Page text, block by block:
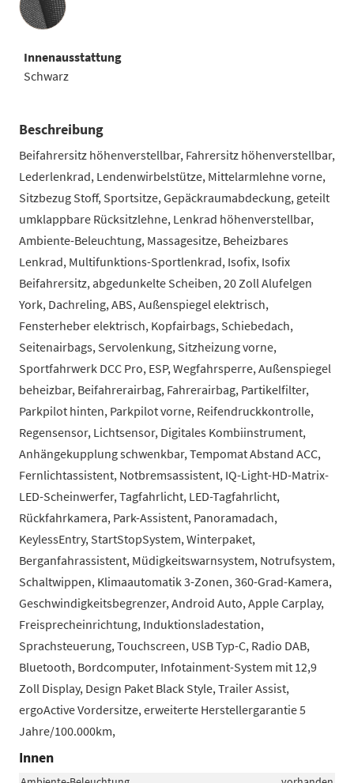
Innenausstattung
Schwarz
Beschreibung
Beifahrersitz höhenverstellbar, Fahrersitz höhenverstellbar,
Lederlenkrad, Lendenwirbelstütze, Mittelarmlehne vorne,
Sitzbezug Stoff, Sportsitze, Gepäckraumabdeckung, geteilt
umklappbare Rücksitzlehne, Lenkrad höhenverstellbar,
Ambiente-Beleuchtung, Massagesitze, Beheizbares
Lenkrad, Multifunktions-Sportlenkrad, Isofix, Isofix
Beifahrersitz, abgedunkelte Scheiben, 20 Zoll Alufelgen
York, Dachreling, ABS, Außenspiegel elektrisch,
Fensterheber elektrisch, Kopfairbags, Schiebedach,
Seitenairbags, Servolenkung, Sitzheizung vorne,
Sportfahrwerk DCC Pro, ESP, Wegfahrsperre, Außenspiegel
beheizbar, Beifahrerairbag, Fahrerairbag, Partikelfilter,
Parkpilot hinten, Parkpilot vorne, Reifendruckkontrolle,
Regensensor, Lichtsensor, Digitales Kombiinstrument,
Anhängekupplung schwenkbar, Tempomat Abstand ACC,
Fernlichtassistent, Notbremsassistent, IQ-Light-HD-Matrix-
LED-Scheinwerfer, Tagfahrlicht, LED-Tagfahrlicht,
Rückfahrkamera, Park-Assistent, Panoramadach,
KeylessEntry, StartStopSystem, Winterpaket,
Berganfahrassistent, Müdigkeitswarnsystem, Notrufsystem,
Schaltwippen, Klimaautomatik 3-Zonen, 360-Grad-Kamera,
Geschwindigkeitsbegrenzer, Android Auto, Apple Carplay,
Freisprecheinrichtung, Induktionsladestation,
Sprachsteuerung, Touchscreen, USB Typ-C, Radio DAB,
Bluetooth, Bordcomputer, Infotainment-System mit 12,9
Zoll Display, Design Paket Black Style, Trailer Assist,
ergoActive Vordersitze, erweiterte Herstellergarantie 5
Jahre/100.000km,
Innen